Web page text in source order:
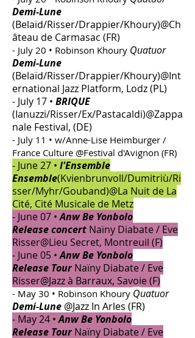
Demi-Lune
(Belaïd/Risser/Drappier/Khoury)@Ch
âteau de Carmasac (FR)
- July 20 • Robinson Khoury Quatuor
Demi-Lune
(Belaïd/Risser/Drappier/Khoury)@Int
ernational Jazz Platform, Lodz (PL)
- July 17 • BRIQUE
(Ianuzzi/Risser/Ex/Pastacaldi)@Zappa
nale Festival, (DE)
- July 11 • w/Anne-Lise Heimburger /
France Culture @Festival d'Avignon (FR)
- June 27 • l'Ensemble
Ensemble(Kvienbrunvoll/Dumitriù/Ri
sser/Myhr/Gouband)@La Nuit de La
Cité, Cité Musicale de Metz
- June 07 •Anw Be Yonbolo
Releaseconcert Naïny Diabate / Eve
Risser@Lieu Secret, Montreuil (F)
- June 05 •Anw Be Yonbolo
Release TourNaïny Diabate / Eve
Risser@Jazz à Barraux, Savoie (F)
- May 30 • Robinson Khoury Quatuor
Demi-Lune @Jazz In Arles (FR)
- May 24 •Anw Be Yonbolo
Release TourNaïny Diabate / Eve